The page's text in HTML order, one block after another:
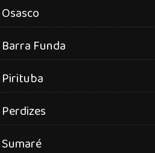
Osasco
Barra Funda
Pirituba
Perdizes
Sumaré